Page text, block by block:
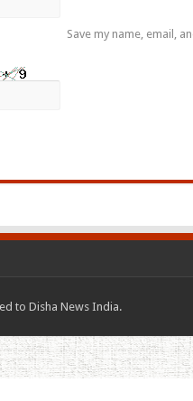
Save my name, email,
to Disha News India.